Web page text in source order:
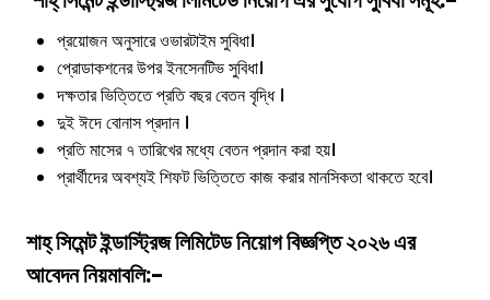
প্রয়োজন অনুসারে ওভারটাইম সুবিধা।
প্রোডাকশনের উপর ইনসেনটিভ সুবিধা।
দক্ষতার ভিত্তিতে প্রতি বছর বেতন বৃদ্ধি ।
দুই ঈদে বোনাস প্রদান ।
প্রতি মাসের ৭ তারিখের মধ্যে বেতন প্রদান করা হয়।
প্রার্থীদের অবশ্যই শিফট ভিত্তিতে কাজ করার মানসিকতা থাকতে হবে।
শাহ্ সিমেন্ট ইন্ডাস্ট্রিজ লিমিটেডনিয়োগ বিজ্ঞপ্তি২০২৬ এর
আবেদন নিয়মাবলি:-